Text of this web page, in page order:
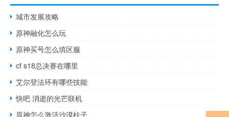
城市发展攻略
原神融化怎么玩
原神买号怎么填区服
cf s18总决赛在哪里
艾尔登法环有哪些技能
快吧 消逝的光芒联机
原神怎么激活沙漠柱子